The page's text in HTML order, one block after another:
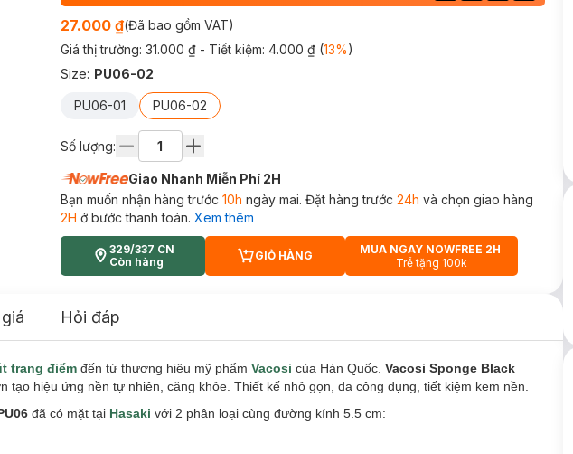
27.000 ₫(Đã bao gồm VAT)
Giá thị trường: 31.000 ₫ - Tiết kiệm: 4.000 ₫(13%)
Size: PU06-02
PU06-01 PU06-02
Số lượng:
Giao Nhanh Miễn Phí 2H
Bạn muốn nhận hàng trước 10h ngày mai. Đặt hàng trước 24h và chọn giao hàng
2H ở bước thanh toán. Xem thêm
329/337 CN
Còn hàng
CART PLUS ICON
GIỎ HÀNG
MUA NGAY NOWFREE 2H
Trễ tặng 100k
Hỏi đáp
trang điểm đến từ thương hiệu mỹ phẩm Vacosi của Hàn Quốc. Vacosi Sponge Black
tạo hiệu ứng nền tự nhiên, căng khỏe. Thiết kế nhỏ gọn, đa công dụng, tiết kiệm kem nền.
đã có mặt tại Hasaki với 2 phân loại cùng đường kính 5.5 cm: